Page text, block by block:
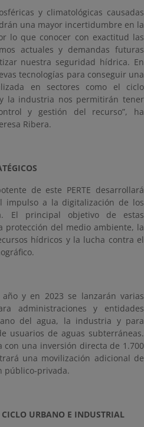
y climatológicas causadas
una mayor incertidumbre en la
lo que conocer con exactitud las
actuales y demandas futuras
nuestra seguridad hídrica. En
tecnologías para conseguir una
en sectores como el ciclo
la industria nos permitirán tener
y gestión del recurso”, ha
Ribera.
de este PERTE desarrollará
impulso a la digitalización de los
El principal objetivo de estas
protección del medio ambiente, la
hídricos y la lucha contra el
y en 2023 se lanzarán varias
administraciones y entidades
del agua, la industria y para
usuarios de aguas subterráneas.
con una inversión directa de 1.700
una movilización adicional de
público-privada.
URBANO E INDUSTRIAL